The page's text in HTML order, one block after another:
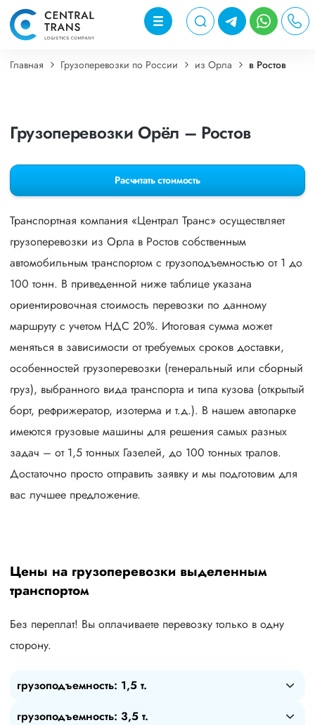
Главная Грузоперевозки по России из Орла в Ростов
Грузоперевозки Орёл – Ростов
Расчитать стоимость
Транспортная компания «Централ Транс» осуществляет
грузоперевозки из Орла в Ростов собственным
автомобильным транспортом с грузоподъемностью от 1 до
100 тонн. В приведенной ниже таблице указана
ориентировочная стоимость перевозки по данному
маршруту с учетом НДС 20%. Итоговая сумма может
меняться в зависимости от требуемых сроков доставки,
особенностей грузоперевозки (генеральный или сборный
груз), выбранного вида транспорта и типа кузова (открытый
борт, рефрижератор, изотерма и т.д.). В нашем автопарке
имеются грузовые машины для решения самых разных
задач – от 1,5 тонных Газелей, до 100 тонных тралов.
Достаточно просто отправить заявку и мы подготовим для
вас лучшее предложение.
Цены на грузоперевозки выделенным
транспортом
Без переплат! Вы оплачиваете перевозку только в одну
сторону.
грузоподъемность: 1,5 т.
грузоподъемность: 3,5 т.